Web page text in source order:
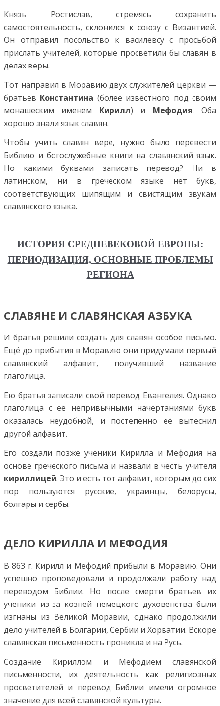
Князь Ростислав, стремясь сохранить
самостоятельность, склонился к союзу с Византией.
Он отправил посольство к василевсу с просьбой
прислать учителей, которые просветили бы славян в
делах веры.
Тот направил в Моравию двух служителей церкви —
братьев Константина (более известного под своим
монашеским именем Кирилл) и Мефодия. Оба
хорошо знали язык славян.
Чтобы учить славян вере, нужно было перевести
Библию и богослужебные книги на славянский язык.
Но какими буквами записать перевод? Ни в
латинском, ни в греческом языке нет букв,
соответствующих шипящим и свистящим звукам
славянского языка.
ИСТОРИЯ СРЕДНЕВЕКОВОЙ ЕВРОПЫ:
ПЕРИОДИЗАЦИЯ, ОСНОВНЫЕ ПРОБЛЕМЫ
РЕГИОНА
СЛАВЯНЕ И СЛАВЯНСКАЯ АЗБУКА
И братья решили создать для славян особое письмо.
Ещё до прибытия в Моравию они придумали первый
славянский алфавит, получивший название
глаголица.
Ею братья записали свой перевод Евангелия. Однако
глаголица с её непривычными начертаниями букв
оказалась неудобной, и постепенно её вытеснил
другой алфавит.
Его создали позже ученики Кирилла и Мефодия на
основе греческого письма и назвали в честь учителя
кириллицей. Это и есть тот алфавит, которым до сих
пор пользуются русские, украинцы, белорусы,
болгары и сербы.
ДЕЛО КИРИЛЛА И МЕФОДИЯ
В 863 г. Кирилл и Мефодий прибыли в Моравию. Они
успешно проповедовали и продолжали работу над
переводом Библии. Но после смерти братьев их
ученики из-за козней немецкого духовенства были
изгнаны из Великой Моравии, однако продолжили
дело учителей в Болгарии, Сербии и Хорватии. Вскоре
славянская письменность проникла и на Русь.
Создание Кириллом и Мефодием славянской
письменности, их деятельность как религиозных
просветителей и перевод Библии имели огромное
значение для всей славянской культуры.